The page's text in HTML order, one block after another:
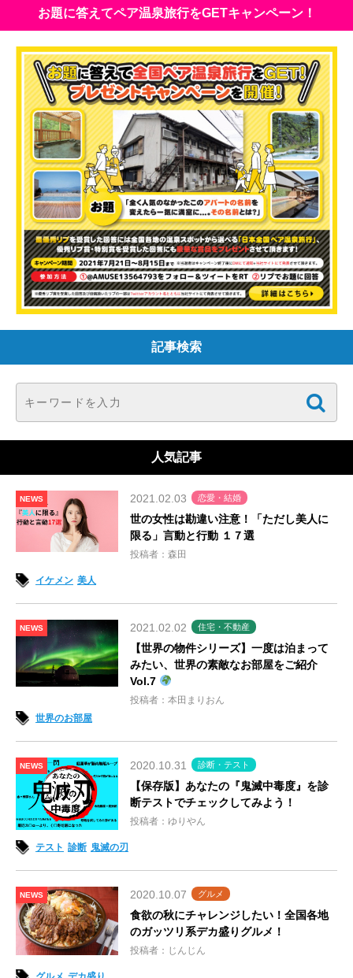
お題に答えてペア温泉旅行をGETキャンペーン！
記事検索
人気記事
NEWS 2021.02.03 恋愛・結婚
世の女性は勘違い注意！「ただし美人に
限る」言動と行動 １７選
投稿者：森田
イケメン 美人
NEWS 2021.02.02 住宅・不動産
【世界の物件シリーズ】一度は泊まって
みたい、世界の素敵なお部屋をご紹介
Vol.7
投稿者：本田まりおん
世界のお部屋
NEWS 2020.10.31 診断・テスト
【保存版】あなたの『鬼滅中毒度』を診
断テストでチェックしてみよう！
投稿者：ゆりやん
テスト 診断 鬼滅の刃
NEWS 2020.10.07 グルメ
食欲の秋にチャレンジしたい！全国各地
のガッツリ系デカ盛りグルメ！
投稿者：じんじん